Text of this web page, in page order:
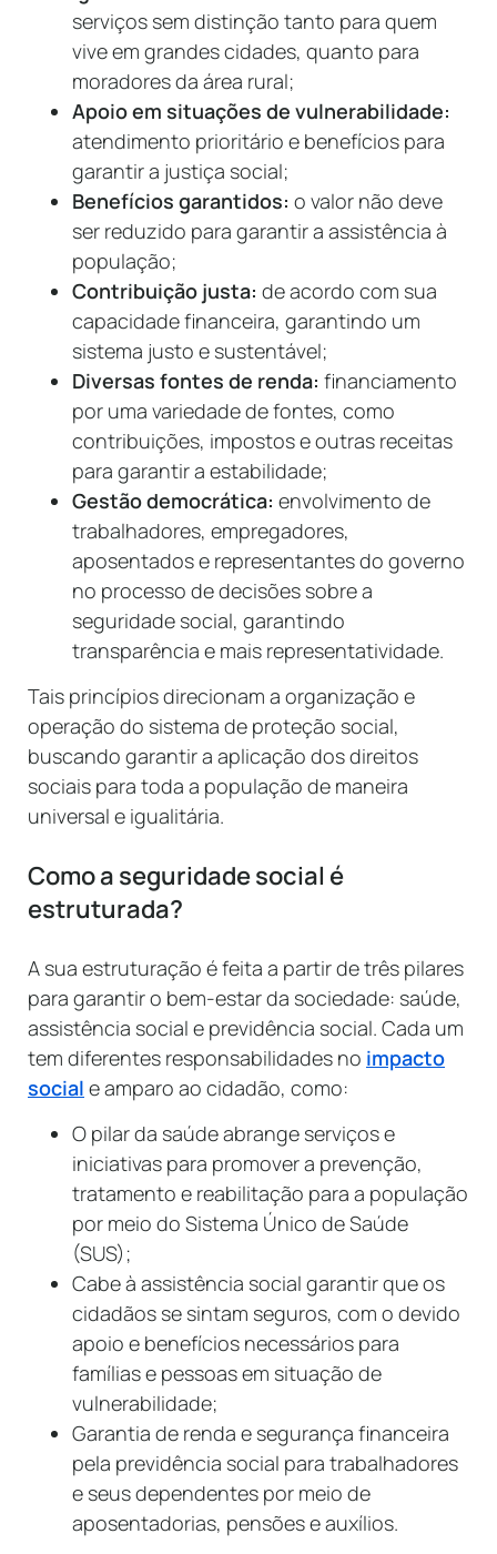
serviços sem distinção tanto para quem
vive em grandes cidades, quanto para
moradores da área rural;
Apoio em situações de vulnerabilidade:
atendimento prioritário e benefícios para
garantir a justiça social;
Benefícios garantidos: o valor não deve
ser reduzido para garantir a assistência à
população;
Contribuição justa: de acordo com sua
capacidade financeira, garantindo um
sistema justo e sustentável;
Diversas fontes de renda: financiamento
por uma variedade de fontes, como
contribuições, impostos e outras receitas
para garantir a estabilidade;
Gestão democrática: envolvimento de
trabalhadores, empregadores,
aposentados e representantes do governo
no processo de decisões sobre a
seguridade social, garantindo
transparência e mais representatividade.
Tais princípios direcionam a organização e
operação do sistema de proteção social,
buscando garantir a aplicação dos direitos
sociais para toda a população de maneira
universal e igualitária.
Como a seguridade social é
estruturada?
A sua estruturação é feita a partir de três pilares
para garantir o bem-estar da sociedade: saúde,
assistência social e previdência social. Cada um
tem diferentes responsabilidades no impacto
social e amparo ao cidadão, como:
O pilar da saúde abrange serviços e
iniciativas para promover a prevenção,
tratamento e reabilitação para a população
por meio do Sistema Único de Saúde
(SUS);
Cabe à assistência social garantir que os
cidadãos se sintam seguros, com o devido
apoio e benefícios necessários para
famílias e pessoas em situação de
vulnerabilidade;
Garantia de renda e segurança financeira
pela previdência social para trabalhadores
e seus dependentes por meio de
aposentadorias, pensões e auxílios.